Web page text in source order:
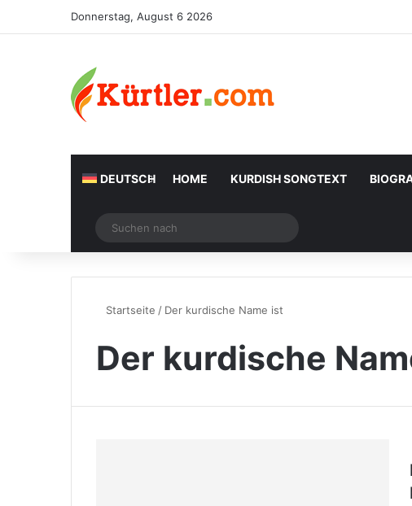
Donnerstag, August 6 2026
DEUTSCH HOME KURDISH SONGTEXT
Zufälliger Artikel
nach
Startseite / Der kurdische Name ist
Der kurdische